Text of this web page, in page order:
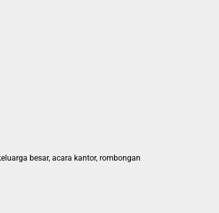
besar, acara kantor, rombongan